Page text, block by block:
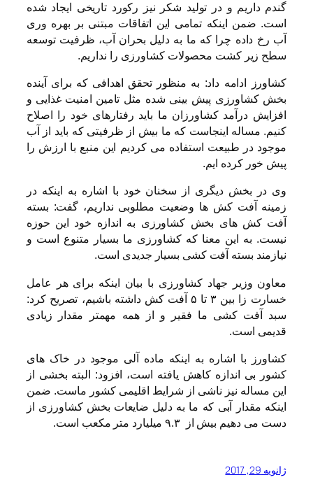
گندم داریم و در تولید شکر نیز رکورد تاریخی ایجاد شده
است. ضمن اینکه تمامی این اتفاقات مبتنی بر بهره وری
آب رخ داده چرا که ما به دلیل بحران آب، ظرفیت توسعه
سطح زیر کشت محصولات کشاورزی را نداریم.
کشاورز ادامه داد: به منظور تحقق اهدافی که برای آینده
بخش کشاورزی پیش بینی شده مثل تامین امنیت غذایی و
افزایش درآمد کشاورزان ما باید رفتارهای خود را اصلاح
کنیم. مساله اینجاست که ما بیش از ظرفیتی که باید از آب
موجود در طبیعت استفاده می کردیم این منبع با ارزش را
پیش خور کرده ایم.
وی در بخش دیگری از سخنان خود با اشاره به اینکه در
زمینه آفت کش ها وضعیت مطلوبی نداریم، گفت: بسته
آفت کش های بخش کشاورزی به اندازه خود این حوزه
نیست. به این معنا که کشاورزی ما بسیار متنوع است و
نیازمند بسته آفت کشی بسیار جدیدی است.
معاون وزیر جهاد کشاورزی با بیان اینکه برای هر عامل
خسارت زا بین ۳ تا ۵ آفت کش داشته باشیم، تصریح کرد:
سبد آفت کشی ما فقیر و از همه مهمتر مقدار زیادی
قدیمی است.
کشاورز با اشاره به اینکه ماده آلی موجود در خاک های
کشور بی اندازه کاهش یافته است، افزود: البته بخشی از
این مساله نیز ناشی از شرایط اقلیمی کشور ماست. ضمن
اینکه مقدار آبی که ما به دلیل ضایعات بخش کشاورزی از
دست می دهیم بیش از ۹.۳ میلیارد متر مکعب است.
ژانویه 29, 2017